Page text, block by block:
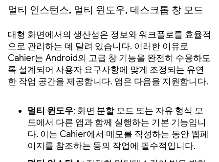
멀티 인스턴스, 멀티 윈도우, 데스크톱 창 모드
대형 화면에서의 생산성은 정보와 워크플로를 효율적
으로 관리하는 데 달려 있습니다. 이러한 이유로
Cahier는 Android의 고급 창 기능을 완전히 수용하도
록 설계되어 사용자 요구사항에 맞게 조정되는 유연
한 작업 공간을 제공합니다. 앱은 다음을 지원합니다.
멀티 윈도우: 화면 분할 모드 또는 자유 형식 모
드에서 다른 앱과 함께 실행하는 기본 기능입니
다. 이는 Cahier에서 메모를 작성하는 동안 웹페
이지를 참조하는 등의 작업에 필수적입니다.